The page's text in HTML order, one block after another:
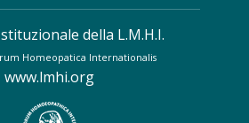
della L.M.H.I.
Homeopatica Internationalis
www.lmhi.org